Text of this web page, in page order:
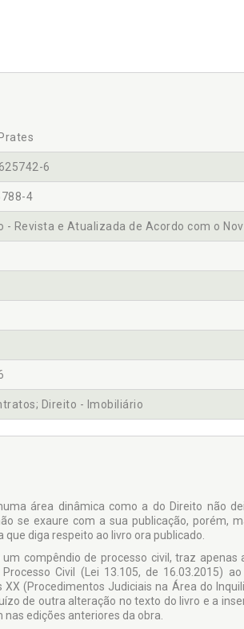
6
4
- Revista e Atualizada de Acordo com o
Direito - Imobiliário
área dinâmica como a do Direito não
se exaure com a sua publicação, porém,
diga respeito ao livro ora publicado.
compêndio de processo civil, traz
Civil (Lei 13.105, de 16.03.2015)
(Procedimentos Judiciais na Área do
de outra alteração no texto do livro e a
nas edições anteriores da obra.